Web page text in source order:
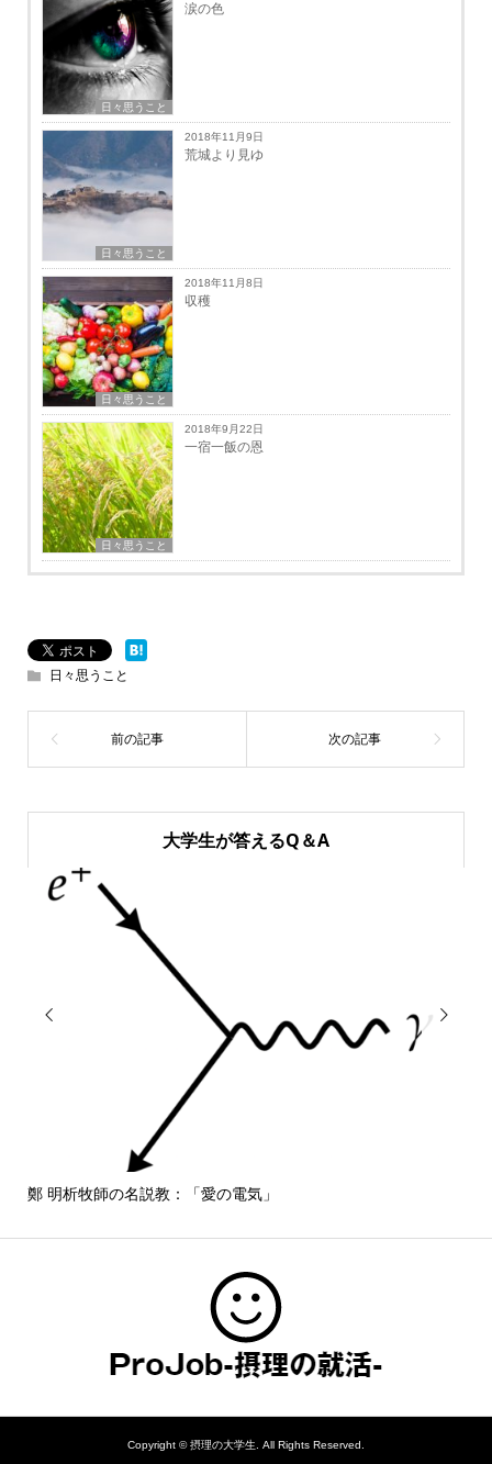
日々思うこと
涙の色
日々思うこと
2018年11月9日
荒城より見ゆ
日々思うこと
2018年11月8日
収穫
日々思うこと
2018年9月22日
一宿一飯の恩
日々思うこと
大学生が答えるQ＆A

鄭 明析牧師の名説教：「愛の電気」

Copyright ©摂理の大学生. All Rights Reserved.